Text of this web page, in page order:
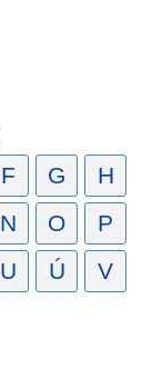
F G
H
N O
P
U Ú
V